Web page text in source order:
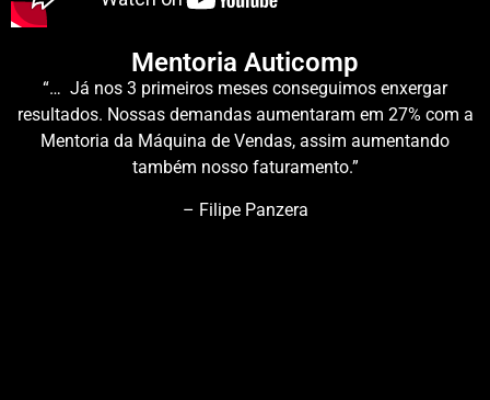
Mentoria Auticomp
“… Já nos 3 primeiros meses conseguimos enxergar
resultados. Nossas demandas aumentaram em 27% com a
Mentoria da Máquina de Vendas, assim aumentando
também nosso faturamento.”
– Filipe Panzera